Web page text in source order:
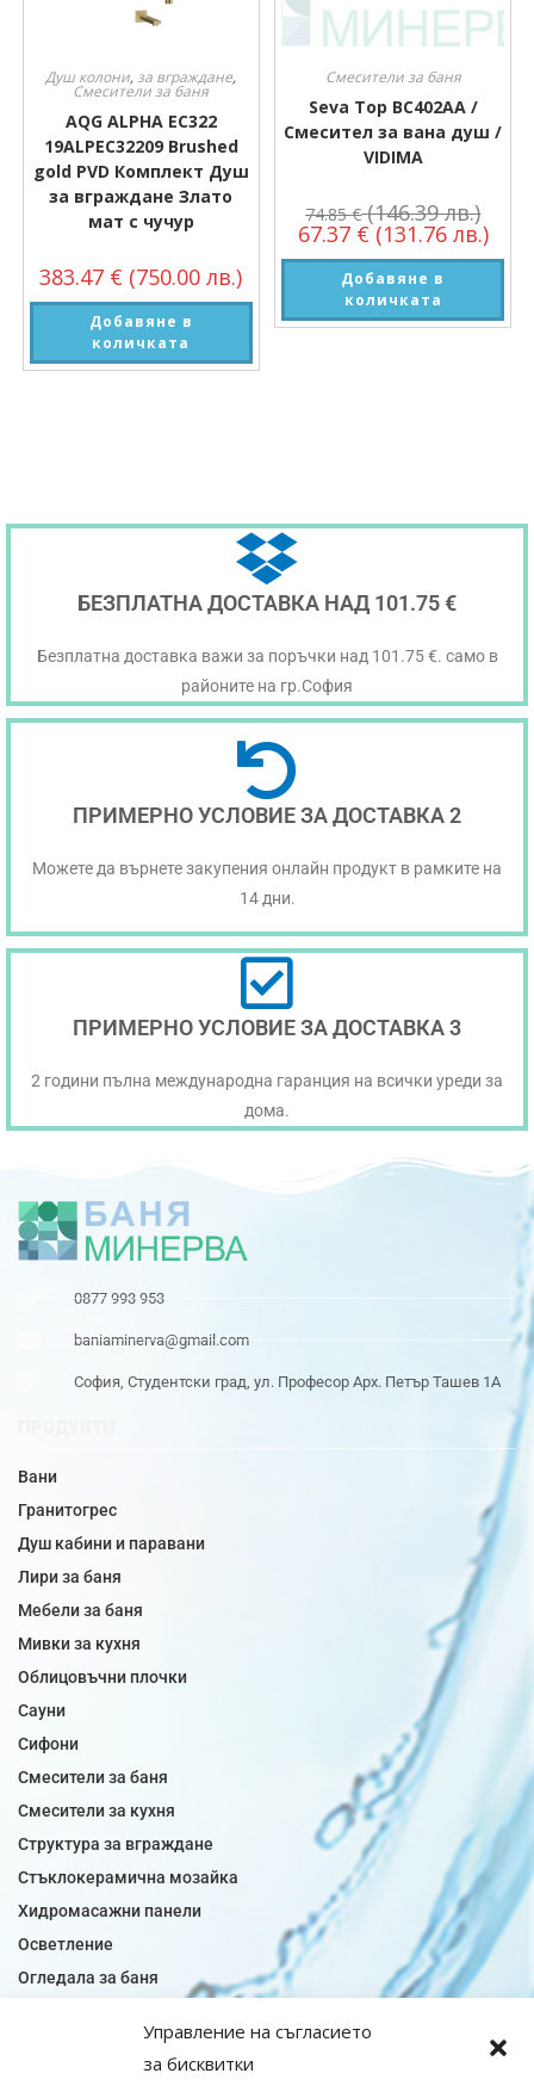
Управление на съгласието
за бисквитки
Душ колони,за вграждане,
Смесители за баня
AQG ALPHA EC322
19ALPEC32209 Brushed
gold PVD Комплект Душ
за вграждане Злато
мат с чучур
383.47 € (750.00 лв.)
Добавяне в
количката
Смесители за баня
Seva Top BC402AA /
Смесител за вана душ /
VIDIMA
74.85€ (146.39 лв.)
67.37 € (131.76 лв.)
Добавяне в
количката
БЕЗПЛАТНА ДОСТАВКА НАД 101.75 €
Безплатна доставка важи за поръчки над 101.75 €. само в
районите на гр.София
ПРИМЕРНО УСЛОВИЕ ЗА ДОСТАВКА 2
Можете да върнете закупения онлайн продукт в рамките на
14 дни.
ПРИМЕРНО УСЛОВИЕ ЗА ДОСТАВКА 3
2 години пълна международна гаранция на всички уреди за
дома.
0877 993 953
baniaminerva@gmail.com
София, Студентски град, ул. Професор Арх. Петър Ташев 1А
Вани
Гранитогрес
Душ кабини и паравани
Лири за баня
Мебели за баня
Мивки за кухня
Облицовъчни плочки
Сауни
Сифони
Смесители за баня
Смесители за кухня
Структура за вграждане
Стъклокерамична мозайка
Хидромасажни панели
Осветление
Огледала за баня
Плочки за кухня